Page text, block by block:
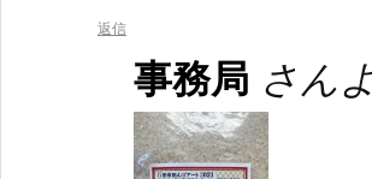
返信
事務局 さん